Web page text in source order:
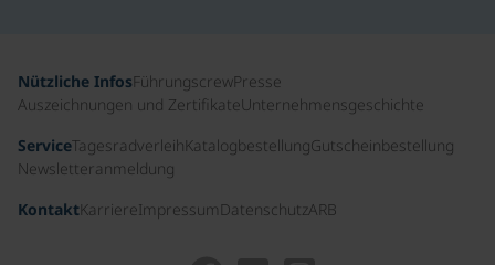
Nützliche InfosFührungscrewPresse
Auszeichnungen und ZertifikateUnternehmensgeschichte
ServiceTagesradverleihKatalogbestellungGutscheinbestellung
Newsletteranmeldung
KontaktKarriereImpressum DatenschutzARB